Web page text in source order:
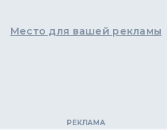
Место для вашей рекламы